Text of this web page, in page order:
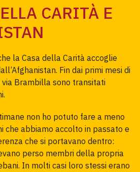
CARITÀ E
la Casa della Carità accoglie
Fin dai primi mesi di
Brambilla sono transitati
non ho potuto fare a meno
che abbiamo accolto in passato e
che si portavano dentro:
perso membri della propria
In molti casi loro stessi erano